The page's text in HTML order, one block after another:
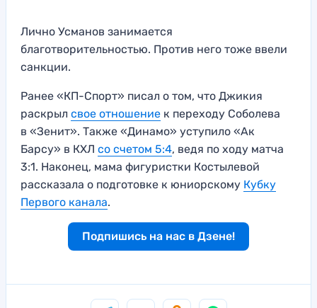
Лично Усманов занимается
благотворительностью. Против него тоже ввели
санкции.
Ранее «КП-Спорт» писал о том, что Джикия
раскрыл свое отношение к переходу Соболева
в «Зенит». Также «Динамо» уступило «Ак
Барсу» в КХЛ со счетом 5:4, ведя по ходу матча
3:1. Наконец, мама фигуристки Костылевой
рассказала о подготовке к юниорскому Кубку
Первого канала.
Подпишись на нас в Дзене!